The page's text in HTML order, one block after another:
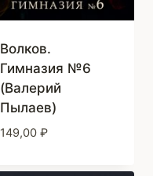
Волков.
Гимназия №6
(Валерий
Пылаев)
149,00 ₽